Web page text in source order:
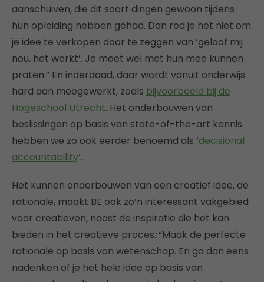
aanschuiven, die dit soort dingen gewoon tijdens
hun opleiding hebben gehad. Dan red je het niet om
je idee te verkopen door te zeggen van ‘geloof mij
nou, het werkt’. Je moet wel met hun mee kunnen
praten.” En inderdaad, daar wordt vanuit onderwijs
hard aan meegewerkt, zoals bijvoorbeeld bij de
Hogeschool Utrecht. Het onderbouwen van
beslissingen op basis van state-of-the-art kennis
hebben we zo ook eerder benoemd als ‘decisional
accountability‘.
Het kunnen onderbouwen van een creatief idee, de
rationale, maakt BE ook zo’n interessant vakgebied
voor creatieven, naast de inspiratie die het kan
bieden in het creatieve proces:“Maak de perfecte
rationale op basis van wetenschap. En ga dan eens
nadenken of je het hele idee op basis van